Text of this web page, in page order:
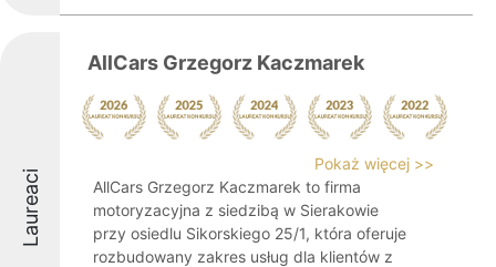
Laureaci
AllCars Grzegorz Kaczmarek
Pokaż więcej >>
AllCars Grzegorz Kaczmarek to firma
motoryzacyjna z siedzibą w Sierakowie
przy osiedlu Sikorskiego 25/1, która oferuje
rozbudowany zakres usług dla klientów z